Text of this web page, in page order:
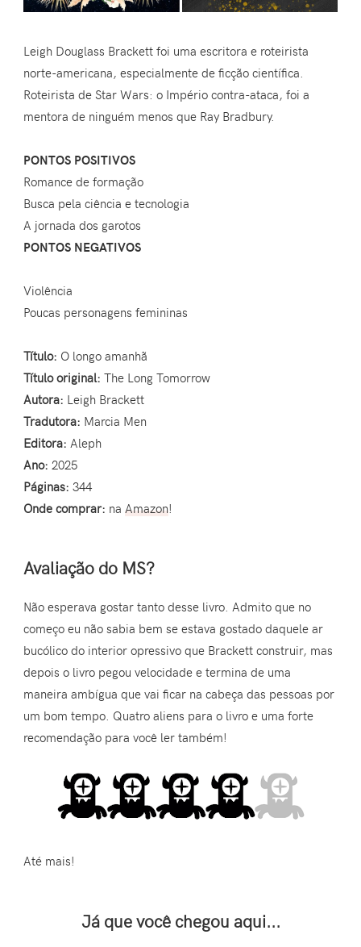
Leigh Douglass Brackett foi uma escritora e roteirista
norte-americana, especialmente de ficção científica.
Roteirista de Star Wars: o Império contra-ataca, foi a
mentora de ninguém menos que Ray Bradbury.
PONTOS POSITIVOS
Romance de formação
Busca pela ciência e tecnologia
A jornada dos garotos
PONTOS NEGATIVOS
Violência
Poucas personagens femininas
Título: O longo amanhã
Título original: The Long Tomorrow
Autora: Leigh Brackett
Tradutora: Marcia Men
Editora: Aleph
Ano: 2025
Páginas: 344
Onde comprar: naAmazon!
Avaliação do MS?
Não esperava gostar tanto desse livro. Admito que no
começo eu não sabia bem se estava gostado daquele ar
bucólico do interior opressivo que Brackett construir, mas
depois o livro pegou velocidade e termina de uma
maneira ambígua que vai ficar na cabeça das pessoas por
um bom tempo. Quatro aliens para o livro e uma forte
recomendação para você ler também!
Até mais!
Já que você chegou aqui...